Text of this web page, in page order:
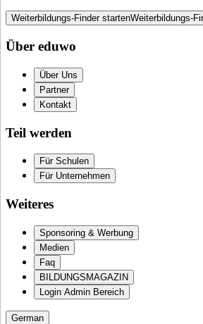
Weiterbildungs-Finder startenWeiterbildungs-
Über eduwo
Über Uns
Partner
Kontakt
Teil werden
Für Schulen
Für Unternehmen
Weiteres
Sponsoring & Werbung
Medien
Faq
BILDUNGSMAGAZIN
Login Admin Bereich
German